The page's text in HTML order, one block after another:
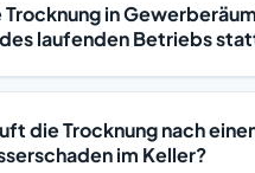
Trocknung in
laufenden Betriebs
Ablauf passend geplant
gestellt, dass Arbeitswege
möglichst frei bleiben,
die Trocknung nach
im Keller?